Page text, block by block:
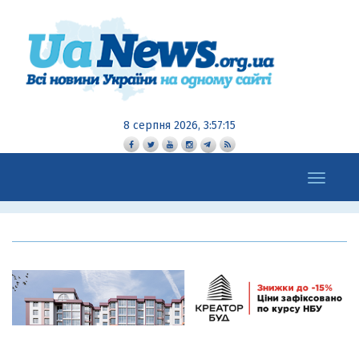
8 серпня 2026, 3:57:16
Toggle
navigation